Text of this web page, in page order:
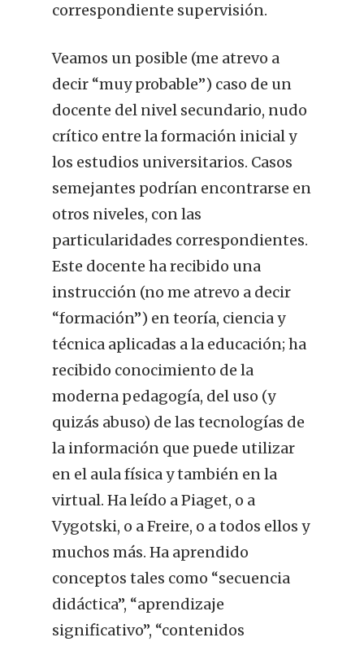
correspondiente supervisión.
Veamos un posible (me atrevo a
decir “muy probable”) caso de un
docente del nivel secundario, nudo
crítico entre la formación inicial y
los estudios universitarios. Casos
semejantes podrían encontrarse en
otros niveles, con las
particularidades correspondientes.
Este docente ha recibido una
instrucción (no me atrevo a decir
“formación”) en teoría, ciencia y
técnica aplicadas a la educación; ha
recibido conocimiento de la
moderna pedagogía, del uso (y
quizás abuso) de las tecnologías de
la información que puede utilizar
en el aula física y también en la
virtual. Ha leído a Piaget, o a
Vygotski, o a Freire, o a todos ellos y
muchos más. Ha aprendido
conceptos tales como “secuencia
didáctica”, “aprendizaje
significativo”, “contenidos